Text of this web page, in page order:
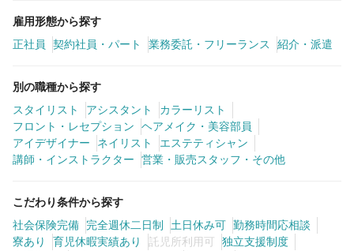
雇用形態から探す
正社員
契約社員・パート 業務委託・フリーランス 紹介・派遣
別の職種から探す
スタイリスト
アシスタント
カラーリスト
フロント・レセプション
ヘアメイク・美容部員
アイデザイナー
ネイリスト
エステティシャン
講師・インストラクター
営業・販売スタッフ・その他
こだわり条件から探す
社会保険完備
完全週休二日制 土日休み可 勤務時間応相談
寮あり
育児休暇実績あり 託児所利用可
独立支援制度